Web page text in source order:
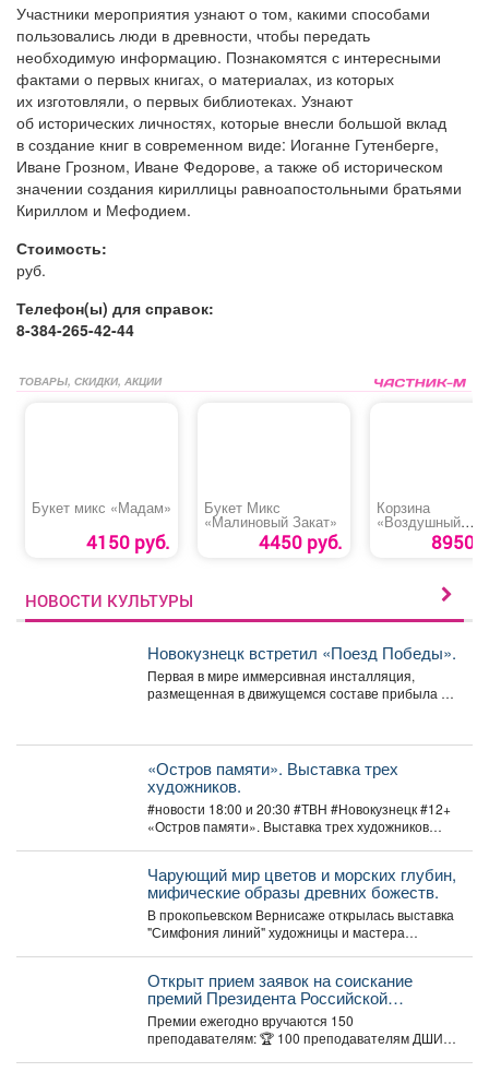
Участники мероприятия узнают о том, какими способами
пользовались люди в древности, чтобы передать
необходимую информацию. Познакомятся с интересными
фактами о первых книгах, о материалах, из которых
их изготовляли, о первых библиотеках. Узнают
об исторических личностях, которые внесли большой вклад
в создание книг в современном виде: Иоганне Гутенберге,
Иване Грозном, Иване Федорове, а также об историческом
значении создания кириллицы равноапостольными братьями
Кириллом и Мефодием.
Стоимость:
руб.
Телефон(ы) для справок:
8-384-265-42-44
ТОВАРЫ, СКИДКИ, АКЦИИ
Букет микс «Мадам»
4150 руб.
Букет Микс
«Малиновый Закат»
4450 руб.
Корзина
«Воздушный
поцелуй»8950
НОВОСТИ КУЛЬТУРЫ
Новокузнецк встретил «Поезд Победы».
Первая в мире иммерсивная инсталляция,
размещенная в движущемся составе прибыла на
«Остров памяти». Выставка трех
художников.
#новости 18:00 и 20:30 #ТВН #Новокузнецк #12+
«Остров памяти». Выставка трех художников
Чарующий мир цветов и морских глубин,
мифические образы древних божеств.
В прокопьевском Вернисаже открылась выставка
"Симфония линий" художницы и мастера
Открыт прием заявок на соискание
премий Президента Российской
Федерации для преподавателей в
области музыкального искусства в 2026
году.
Премии ежегодно вручаются 150
преподавателям: 🏆 100 преподавателям ДШИ